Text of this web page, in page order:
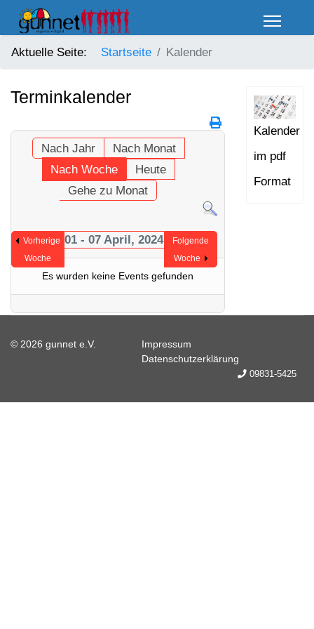
Aktuelle Seite: Startseite Kalender
Terminkalender
Nach Jahr
Nach Monat
Nach Woche
Heute
Gehe zu Monat
Vorherige
Woche
01 - 07 April, 2024
Folgende
Woche
Es wurden keine Events gefunden
Kalender
im pdf
Format
© 2026 gunnet e.V.
Impressum
Datenschutzerklärung
09831-5425